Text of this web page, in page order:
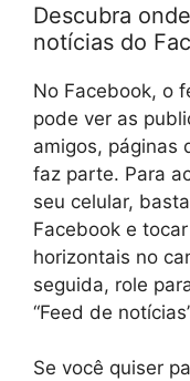
Descubra
notícias do
No Facebook, o
pode ver as
amigos, páginas
faz parte. Para
seu celular,
Facebook e
horizontais no
seguida, role
“Feed de
Se você quiser